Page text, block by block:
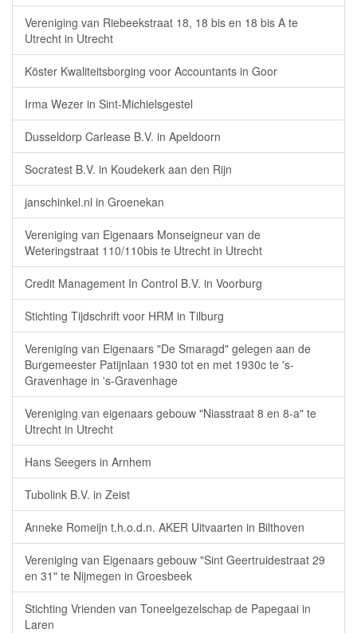
Vereniging van Riebeekstraat 18, 18 bis en 18 bis A te
Utrecht in Utrecht
Köster Kwaliteitsborging voor Accountants in Goor
Irma Wezer in Sint-Michielsgestel
Dusseldorp Carlease B.V. in Apeldoorn
Socratest B.V. in Koudekerk aan den Rijn
janschinkel.nl in Groenekan
Vereniging van Eigenaars Monseigneur van de
Weteringstraat 110/110bis te Utrecht in Utrecht
Credit Management In Control B.V. in Voorburg
Stichting Tijdschrift voor HRM in Tilburg
Vereniging van Eigenaars "De Smaragd" gelegen aan de
Burgemeester Patijnlaan 1930 tot en met 1930c te 's-
Gravenhage in 's-Gravenhage
Vereniging van eigenaars gebouw "Niasstraat 8 en 8-a" te
Utrecht in Utrecht
Hans Seegers in Arnhem
Tubolink B.V. in Zeist
Anneke Romeijn t.h.o.d.n. AKER Uitvaarten in Bilthoven
Vereniging van Eigenaars gebouw "Sint Geertruidestraat 29
en 31" te Nijmegen in Groesbeek
Stichting Vrienden van Toneelgezelschap de Papegaai in
Laren